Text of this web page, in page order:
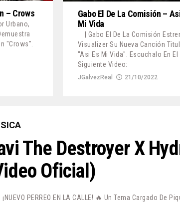
– Crows
Urbano,
"Crows".
Gabo El De La Comisión –
Mi Vida
| Gabo El De La Comisión
Visualizer Su Nueva Canción
"Asi Es Mi Vida". Escuchalo En El
Siguiente Video:
JGalvezReal 21/10/2022
The Destroyer X
Oficial)
¡NUEVO PERREO EN LA CALLE! 🔥 Un Tema Cargado De